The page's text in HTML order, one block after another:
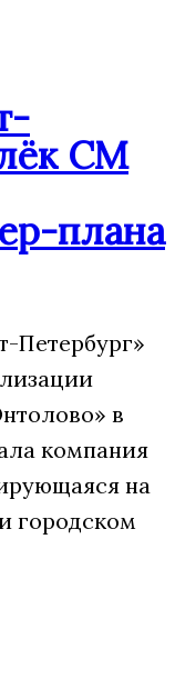
CM
плана
Петербург»
в
компания
на
городском